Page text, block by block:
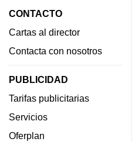
CONTACTO
Cartas al director
Contacta con nosotros
PUBLICIDAD
Tarifas publicitarias
Servicios
Oferplan